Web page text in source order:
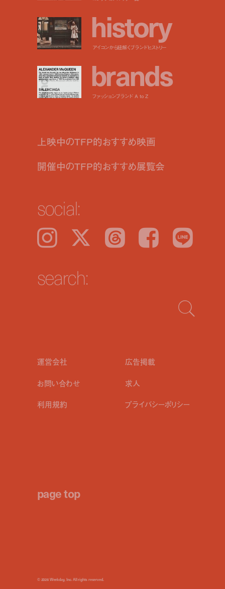
history
アイコンから紐解くブランドヒストリー
brands
ファッションブランド A to Z
上映中のTFP的おすすめ映画
開催中のTFP的おすすめ展覧会
social:
Instagram 𝕏 Threads Facebook LINE
search:
運営会社
広告掲載
お問い合わせ
求人
利用規約 プライバシーポリシー
page top
© 2026 Weekday, Inc. All rights reserved.